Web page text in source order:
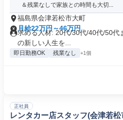
＆残業なしで家族との時間も大切...
福島県会津若松市大町
月給22万円～46万円
求める人材: 20代/30代/40代/50代
の新しい人生を...
即日勤務OK 残業なし +1個
正社員
レンタカー店スタッフ(会津若松